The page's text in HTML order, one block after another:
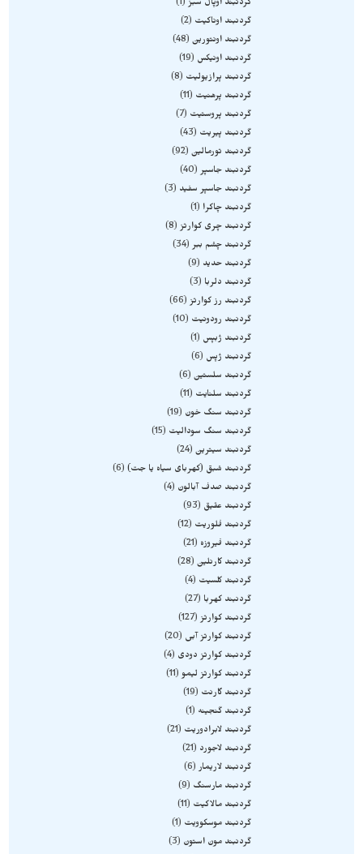
گردنبند اوپال سبز
1
گردنبند اوناکیت
2
گردنبند اونتورین 48
گردنبند اونیکس
19
گردنبند پرازیولیت
8
گردنبند پرهنیت
11
گردنبند پروستیت
7
گردنبند پیریت
43
گردنبند تورمالین 92
گردنبند جاسپر
40
گردنبند جاسپر سفید
3
گردنبند چاکرا
1
گردنبند چری کوارتز
8
گردنبند چشم ببر
34
گردنبند حدید
9
گردنبند دلربا
3
گردنبند رز کوارتز
66
گردنبند رودونیت
10
گردنبند ژبپس
1
گردنبند ژپس
6
گردنبند سلستین 6
گردنبند سلنایت
11
گردنبند سنگ خون
19
گردنبند سنگ سودالیت
15
گردنبند سیترین 24
گردنبند شبق (کهربای سیاه یا جت) 6
گردنبند صدف آبالون
4
گردنبند عقیق
93
گردنبند فلوریت
12
گردنبند فیروزه
21
گردنبند کارنلین 28
گردنبند کلسیت
4
گردنبند کهربا
27
گردنبند کوارتز
127
گردنبند کوارتز آبی
20
گردنبند کوارتز دودی
4
گردنبند کوارتز لیمو
11
گردنبند گارنت
19
گردنبند گنجینه
1
گردنبند لابرادوریت
21
گردنبند لاجورد
21
گردنبند لاریمار
6
گردنبند مارسنگ
9
گردنبند مالاکیت
11
گردنبند موسکوویت
1
گردنبند مون استون
3